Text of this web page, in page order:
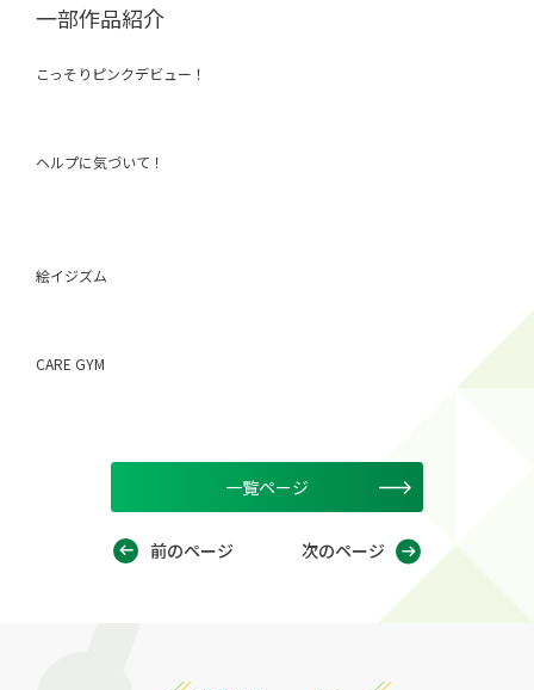
一部作品紹介
こっそりピンクデビュー！
ヘルプに気づいて！
絵イジズム
CARE GYM
前のページ
一覧ページ
次のページ